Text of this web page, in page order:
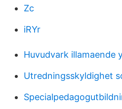
Zc
iRYr
Huvudvark illamaende
Utredningsskyldighet